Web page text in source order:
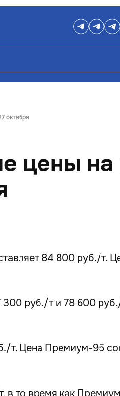
октября
цены на
84 800 руб./т.
руб./т и 78 600
т. Цена Премиум-95
в то время как